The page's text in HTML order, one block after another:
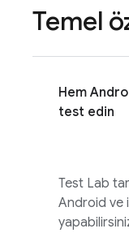
Temel
Hem
test edin
Test Lab
Android ve